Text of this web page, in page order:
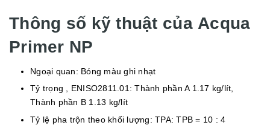
Thông số kỹ thuật của Acqua
Primer NP
Ngoại quan: Bóng màu ghi nhạt
Tỷ trọng , ENISO2811.01: Thành phần A 1.17 kg/lít,
Thành phần B 1.13 kg/lít
Tỷ lệ pha trộn theo khối lượng: TPA: TPB = 10 : 4